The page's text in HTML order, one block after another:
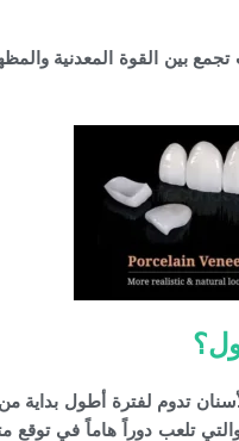
بين القوة المعدنية
تدوم لفترة أطول بداية
تلعب دوراً هاماً في